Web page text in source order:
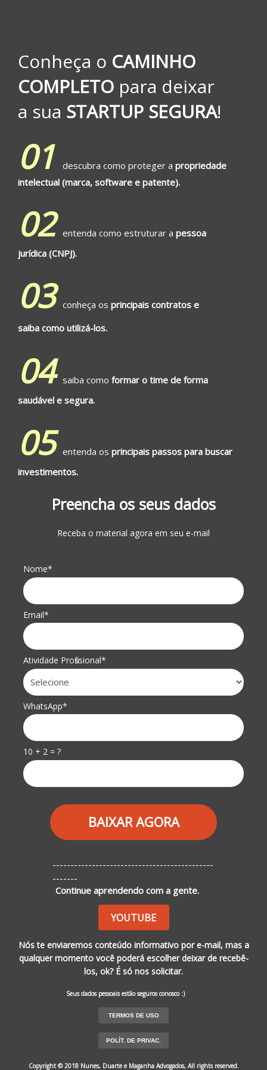
Conheça o CAMINHO
COMPLETO para deixar
a sua STARTUP SEGURA!
01 descubra como proteger a propriedade
intelectual (marca, software e patente).
02 entenda como estruturar a pessoa
jurídica (CNPJ).
03 conheça os principais contratos e
saiba como utilizá-los.
04 saiba como formar o time de forma
saudável e segura.
05 entenda os principais passos para buscar
investimentos.
Preencha os seus dados
Receba o material agora em seu e-mail
Nome*
Email*
Atividade Profissional*
WhatsApp*
10 + 2 = ?
BAIXAR AGORA
---------------------------------------------
-------
Continue aprendendo com a gente.
YOUTUBE
Nós te enviaremos conteúdo informativo por e-mail, mas a
qualquer momento você poderá escolher deixar de recebê-
los, ok? É só nos solicitar.
Seus dados pessoais estão seguros conosco :)
TERMOS DE USO
POLÍT. DE PRIVAC.
Copyright © 2018 Nunes, Duarte e Maganha Advogados, All rights reserved.